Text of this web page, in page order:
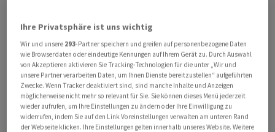
Ihre Privatsphäre ist uns wichtig
Wir und unsere 293-Partner speichern und greifen auf personenbezogene Daten
wie Browserdaten oder eindeutige Kennungen auf Ihrem Gerät zu. Durch Auswahl
von Akzeptieren aktivieren Sie Tracking-Technologien für die unter „Wir und
unsere Partner verarbeiten Daten, um Ihnen Dienste bereitzustellen“ aufgeführten
Zwecke. Wenn Tracker deaktiviert sind, sind manche Inhalte und Anzeigen
möglicherweise nicht mehr so relevant für Sie. Sie können dieses Menü jederzeit
wieder aufrufen, um Ihre Einstellungen zu ändern oder Ihre Einwilligung zu
widerrufen, indem Sie auf den Link Voreinstellungen verwalten am unteren Rand
der Webseite klicken. Ihre Einstellungen gelten innerhalb unseres Website. Weitere